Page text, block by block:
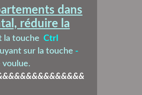
dans
réduire la
la touche Ctrl
sur la touche -
voulue.